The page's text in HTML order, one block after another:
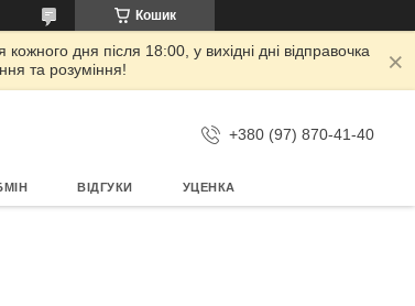
Кошик
дня після 18:00, у вихідні дні відправочка
та розуміння!
+380 (97) 870-41-40
ВІДГУКИ УЦЕНКА